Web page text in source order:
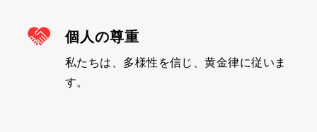
個人の尊重
私たちは、多様性を信じ、黄金律に従いま
す。